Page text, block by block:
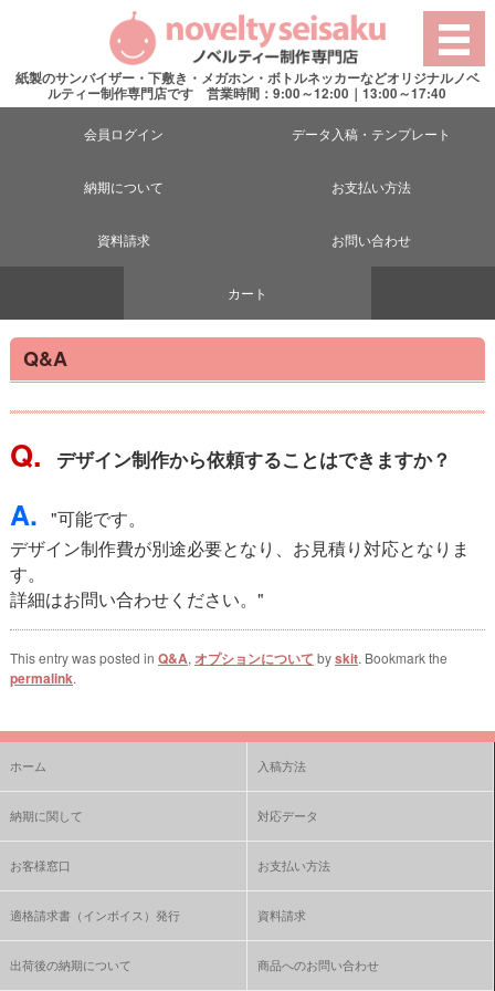
紙製のサンバイザー・下敷き・メガホン・ボトルネッカーなどオリジナルノベ
ルティー制作専門店です 営業時間：9:00～12:00｜13:00～17:40
会員ログイン データ入稿・テンプレート
納期について お支払い方法
資料請求 お問い合わせ
カート
Q&A
Q. デザイン制作から依頼することはできますか？
A.
"可能です。
デザイン制作費が別途必要となり、お見積り対応となりま
す。
詳細はお問い合わせください。"
This entry was posted in Q&A, オプションについて byskit. Bookmark the
permalink.
ホーム 入稿方法
納期に関して 対応データ
お客様窓口 お支払い方法
適格請求書（インボイス）発行 資料請求
出荷後の納期について 商品へのお問い合わせ